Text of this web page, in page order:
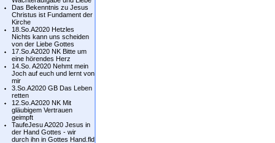
Das Bekenntnis zu Jesus
Christus ist Fundament der
Kirche
18.So.A2020 Hetzles
Nichts kann uns scheiden
von der Liebe Gottes
17.So.A2020 NK Bitte um
eine hörendes Herz
14.So. A2020 Nehmt mein
Joch auf euch und lernt von
mir
3.So.A2020 GB Das Leben
retten
12.So.A2020 NK Mit
gläubigem Vertrauen
geimpft
TaufeJesu A2020 Jesus in
der Hand Gottes - wir
durch ihn in Gottes Hand.fld